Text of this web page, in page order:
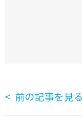
前の記事を見る